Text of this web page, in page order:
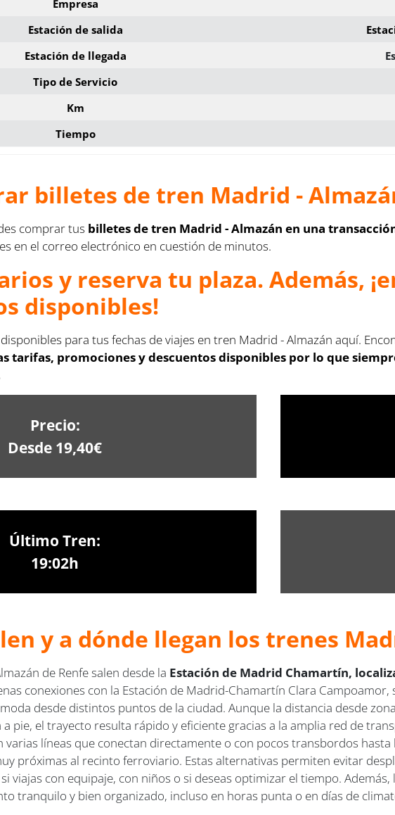
Empresa
Estación de salida
Estación de llegada
Tipo de Servicio
Km
Tiempo
billetes de tren Madrid -
comprar tus billetes de tren Madrid - Almazán en una
en el correo electrónico en cuestión de minutos.
y reserva tu plaza. Además,
disponibles!
para tus fechas de viajes en tren Madrid - Almazán aquí.
tarifas, promociones y descuentos disponibles por lo que
Precio:
Desde 19,40€
Último Tren:
19:02h
y a dónde llegan los trenes
de Renfe salen desde la Estación de Madrid Chamartín,
conexiones con la Estación de Madrid-Chamartín Clara
desde distintos puntos de la ciudad. Aunque la distancia desde
pie, el trayecto resulta rápido y eficiente gracias a la amplia red de
varias líneas que conectan directamente o con pocos transbordos
próximas al recinto ferroviario. Estas alternativas permiten evitar
viajas con equipaje, con niños o si deseas optimizar el tiempo.
tranquilo y bien organizado, incluso en horas punta o en días de